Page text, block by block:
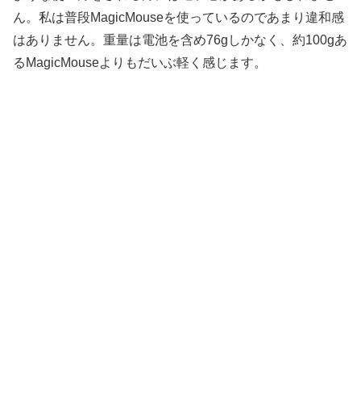
ん。私は普段MagicMouseを使っているのであまり違和感
はありません。重量は電池を含め76gしかなく、約100gあ
るMagicMouseよりもだいぶ軽く感じます。